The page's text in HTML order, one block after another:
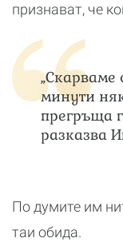
признават, че
„Скарваме
минути
прегръща
разказва
По думите им
таи обида.